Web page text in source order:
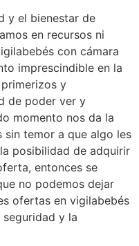
y el bienestar de
en recursos ni
con cámara
imprescindible en la
y
de poder ver y
momento nos da la
temor a que algo les
posibilidad de adquirir
entonces se
no podemos dejar
ofertas en vigilabebés
y la